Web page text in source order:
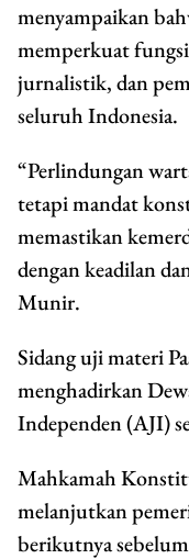
menyampaikan
memperkuat
jurnalistik, dan
seluruh Indonesia.
“Perlindungan
tetapi mandat
memastikan
dengan keadilan
Munir.
Sidang uji materi
menghadirkan
Independen (AJI)
Mahkamah
melanjutkan
berikutnya